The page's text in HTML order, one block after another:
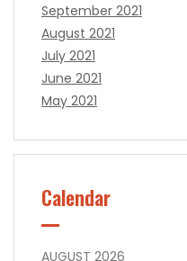
September 2021
August 2021
July 2021
June 2021
May 2021
Calendar
AUGUST 2026